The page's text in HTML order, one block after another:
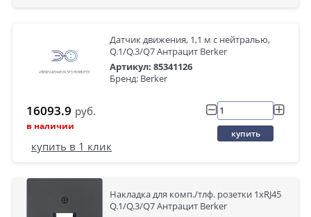
Датчик движения, 1,1 м с нейтралью,
Q.1/Q.3/Q7 Антрацит Berker
Артикул: 85341126
Бренд: Berker
16093.9 руб.
в наличии
купить
купить в 1 клик
Накладка для комп./тлф. розетки 1хRJ45
Q.1/Q.3/Q7 Антрацит Berker